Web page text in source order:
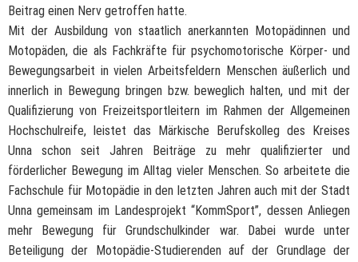
Beitrag einen Nerv getroffen hatte.
Mit der Ausbildung von staatlich anerkannten Motopädinnen und
Motopäden, die als Fachkräfte für psychomotorische Körper- und
Bewegungsarbeit in vielen Arbeitsfeldern Menschen äußerlich und
innerlich in Bewegung bringen bzw. beweglich halten, und mit der
Qualifizierung von Freizeitsportleitern im Rahmen der Allgemeinen
Hochschulreife, leistet das Märkische Berufskolleg des Kreises
Unna schon seit Jahren Beiträge zu mehr qualifizierter und
förderlicher Bewegung im Alltag vieler Menschen. So arbeitete die
Fachschule für Motopädie in den letzten Jahren auch mit der Stadt
Unna gemeinsam im Landesprojekt “KommSport”, dessen Anliegen
mehr Bewegung für Grundschulkinder war. Dabei wurde unter
Beteiligung der Motopädie-Studierenden auf der Grundlage der